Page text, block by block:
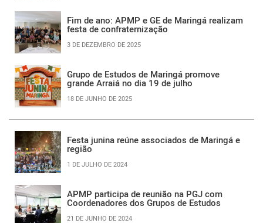
Fim de ano: APMP e GE de Maringá realizam
festa de confraternização
3 DE DEZEMBRO DE 2025
Grupo de Estudos de Maringá promove
grande Arraiá no dia 19 de julho
18 DE JUNHO DE 2025
Festa junina reúne associados de Maringá e
região
1 DE JULHO DE 2024
APMP participa de reunião na PGJ com
Coordenadores dos Grupos de Estudos
21 DE JUNHO DE 2024